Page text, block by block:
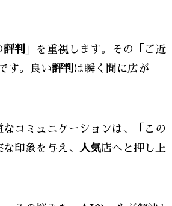
評判
」を重視します。その「ご近
す。良い評判 は瞬く間に広が
コミュニケーションは、「この
印象を与え、 人気店へと押し上